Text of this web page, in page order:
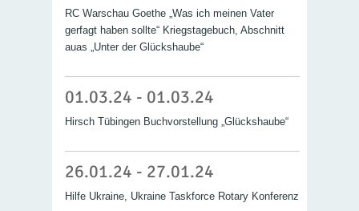
RC Warschau Goethe „Was ich meinen Vater
gerfagt haben sollte“ Kriegstagebuch, Abschnitt
auas „Unter der Glückshaube“
01.03.24 - 01.03.24
Hirsch Tübingen Buchvorstellung „Glückshaube“
26.01.24 - 27.01.24
Hilfe Ukraine, Ukraine Taskforce Rotary Konferenz